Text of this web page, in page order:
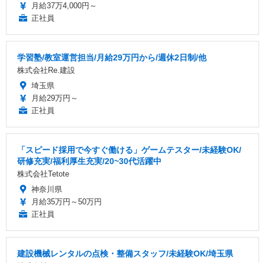
月給37万4,000円～
正社員
学習塾/教室運営担当/月給29万円から/週休2日制/他
株式会社Re.建設
埼玉県
月給29万円～
正社員
「スピード採用で今すぐ働ける」ゲームテスター/未経験OK/
研修充実/福利厚生充実/20~30代活躍中
株式会社Tetote
神奈川県
月給35万円～50万円
正社員
建設機械レンタルの点検・整備スタッフ/未経験OK/埼玉県